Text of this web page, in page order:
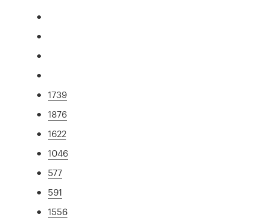
1739
1876
1622
1046
577
591
1556